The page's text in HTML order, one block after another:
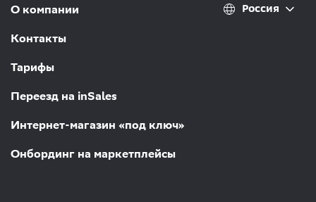
О компании
Контакты
Тарифы
Переезд на inSales
Интернет-магазин «под ключ»
Онбординг на маркетплейсы
Россия